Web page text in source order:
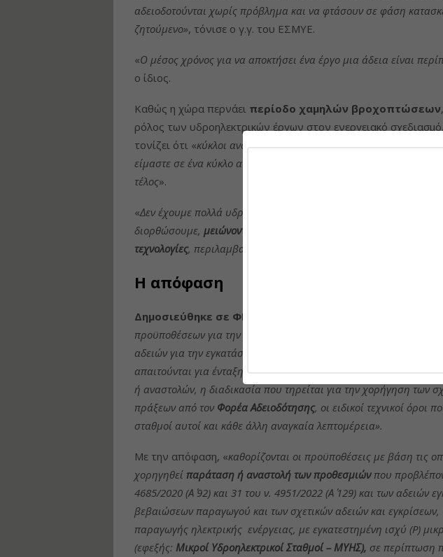
αδειοδοτούνται χωρίς πρόβλημα και να φτάσουν σε φάση
ζητούμενο», τόνισε ο γ.γ. του ΕΣΜΥΕ.
«Ο μέσος χρόνος για να αποκτήσει ένα έργο μια άδεια είναι
ο ίδιος.
Καθώς η χώρα περνάει περίοδο χαμηλών βροχοπτώσεων
ρόλος των υδροηλεκτρικών έργων στον ενεργειακό
τονίζει ότι «κύκλοι ανομβριών πάντα υπήρχαν, όπως και οι
είμαστε σε ένα κύκλο ανομβρίας, δεν σημαίνει ότι αυτός ο κύκλος
τέλος».
«Δεν έχουμε πολλά υδροηλεκτρικά στο ενεργειακό μίγμα και αυτό
διορθώσουμε, μειώνοντας ποσοστιαία τα φωτοβολταϊκά και
τεχνολογίες, περιλαμβανομένων και των υδροηλεκτρικών
Η απόφαση
Δημοσιεύθηκε σε ΦΕΚ
προϋποθέσεων για την χορήγηση παράτασης ή αναστολής ή
αδειών για την εγκατάσταση μικρών υδροηλεκτρικών σταθμών,
απαιτούνται για ένταξη στις προβλέψεις της παρούσας, η
ή αναστολών, η διαδικασία που τηρείται για την χορήγηση των
πράξεων από τον Φορέα Αδειοδότησης, οι ειδικοί τεχνικοί όροι
σταθμοί αυτοί και κάθε άλλη αναγκαία λεπτομέρεια».
Με την απόφαση, «καθορίζονται οι προϋποθέσεις με βάση τις
χορηγηθεί παράταση ή αναστολή των προθεσμιώνπου
4685/2020 (Α΄ 92) και 31 του ν. 4951/2022 (Α΄ 129) και των αδειών
βεβαιώσεων παραγωγού και των σχετικών αδειών και
παραγωγής ηλεκτρικής ενέργειας, με εγκατεστημένη ισχύ (P)
(εφεξής: Μικροί Υδροηλεκτρικοί Σταθμοί – ΜΥΗΣ), σε περίπτωση